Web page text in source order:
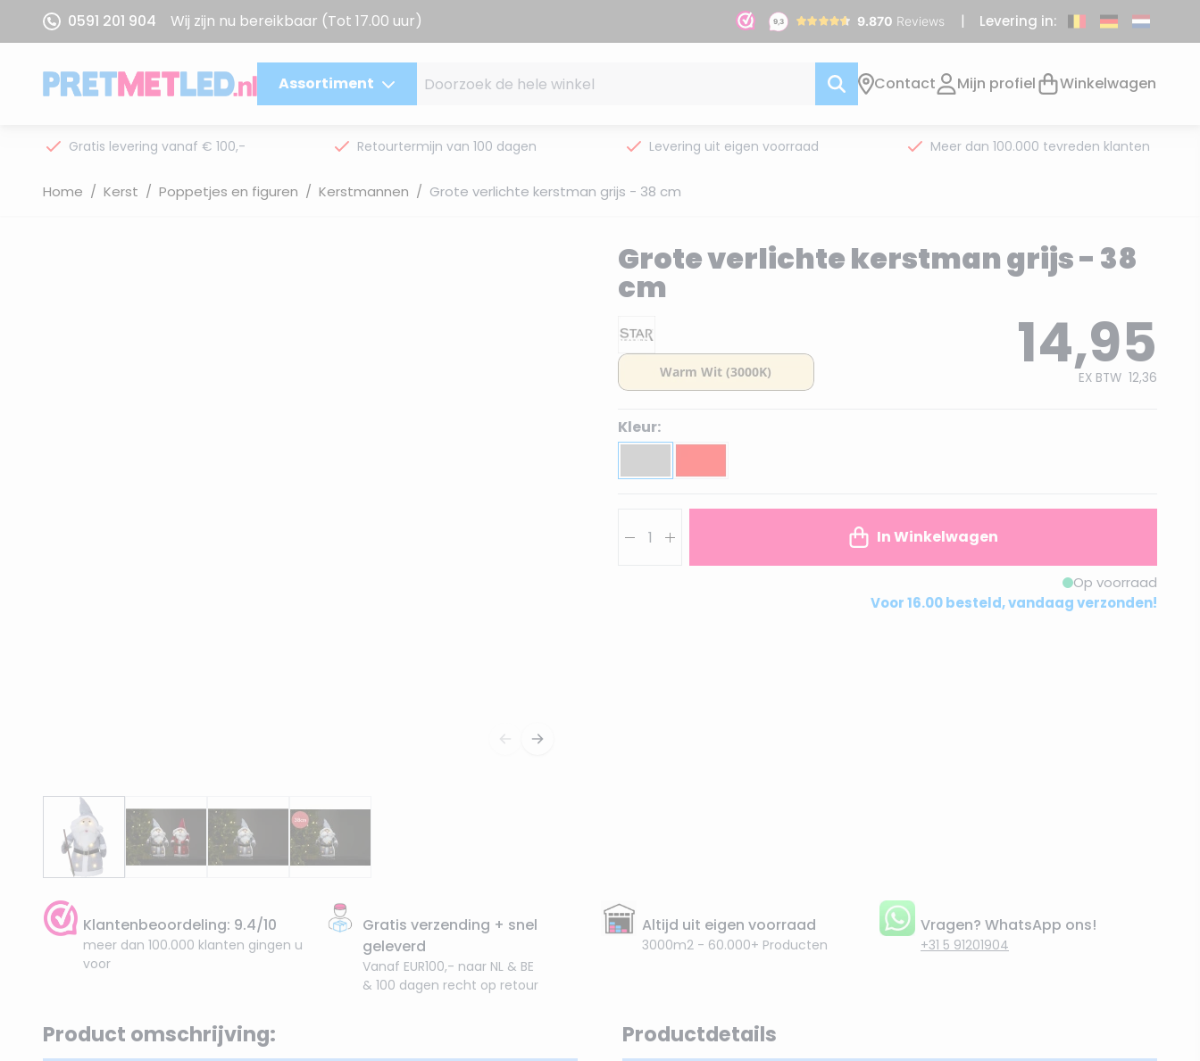
Ga naar de inhoud
0591 201 904 Wij zijn nu bereikbaar (Tot 17.00 uur) Levering in:
Assortiment Contact Mijn profiel Winkelwagen
Gratis levering vanaf € 100,- Retourtermijn van 100 dagen Levering uit eigen voorraad Meer dan 100.000 tevreden klanten
Home / Kerst / Poppetjes en figuren / Kerstmannen / Grote verlichte kerstman grijs - 38 cm
Grote verlichte kerstman grijs - 38
cm
14,95
EX BTW 12,36
Kleur:
In Winkelwagen
Op voorraad
Voor 16.00 besteld, vandaag verzonden!
Klantenbeoordeling: 9.4/10
meer dan 100.000 klanten gingen u
voor
Gratis verzending + snel
geleverd
Vanaf EUR100,- naar NL & BE
& 100 dagen recht op retour
Altijd uit eigen voorraad
3000m2 - 60.000+ Producten
Vragen? WhatsApp ons!
+31 5 91201904
Product omschrijving: Productdetails